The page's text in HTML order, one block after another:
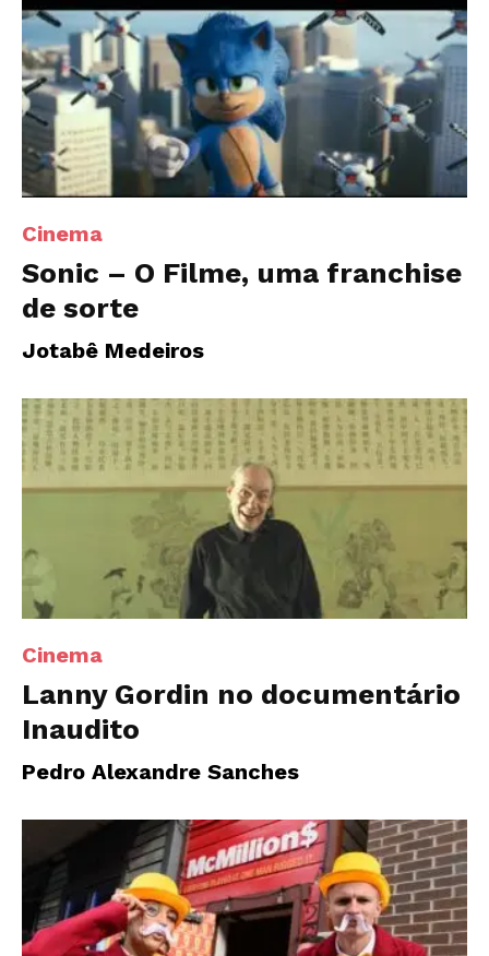
Cinema
Sonic – O Filme, uma franchise
de sorte
Jotabê Medeiros
Cinema
Lanny Gordin no documentário
Inaudito
Pedro Alexandre Sanches